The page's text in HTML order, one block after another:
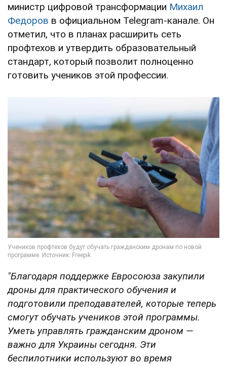
министр цифровой трансформации Михаил
Федоров в официальном Telegram-канале. Он
отметил, что в планах расширить сеть
профтехов и утвердить образовательный
стандарт, который позволит полноценно
готовить учеников этой профессии.
"Благодаря поддержке Евросоюза закупили
дроны для практического обучения и
подготовили преподавателей, которые теперь
смогут обучать учеников этой программы.
Уметь управлять гражданским дроном —
важно для Украины сегодня. Эти
беспилотники используют во время